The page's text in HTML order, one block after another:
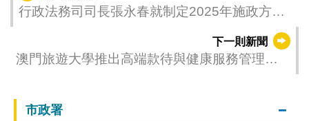
行政法務司司長張永春就制定2025年施政方針
下一則新聞
澳門旅遊大學推出高端款待與健康服務管理理
市政署